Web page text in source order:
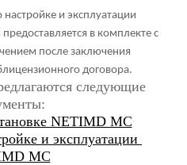
и эксплуатации
в комплекте с
после заключения
договора.
следующие
NETIMD MC
и эксплуатации
MC